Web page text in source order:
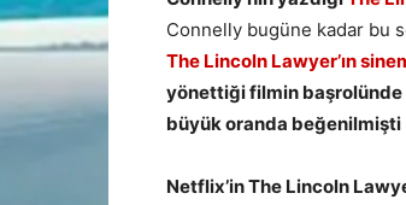
Connelly bugüne kadar bu
The Lincoln Lawyer’ın
yönettiği filmin başrolünde
büyük oranda beğenilmişti
Netflix’in The Lincoln